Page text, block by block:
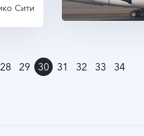
Сити
28 29 30 31 32 33 34